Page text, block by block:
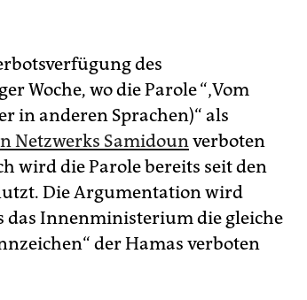
des
Woche, wo die Parole “‚Vom
in anderen Sprachen)“ als
Netzwerks Samidounverboten
wird die Parole bereits seit den
Die Argumentation wird
das Innenministerium die gleiche
der Hamas verboten